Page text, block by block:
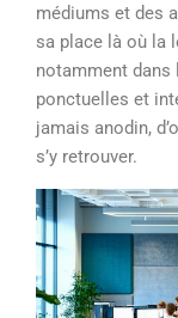
médiums et des
sa place là où la
notamment dans
ponctuelles et
jamais anodin,
s’y retrouver.